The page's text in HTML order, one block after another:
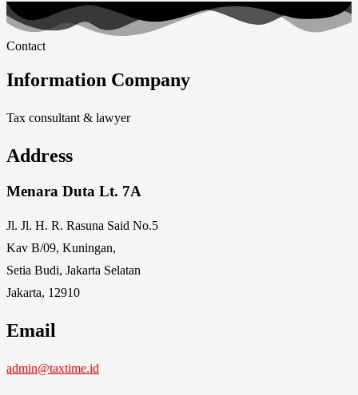
Contact
Information Company
Tax consultant & lawyer
Address
Menara Duta Lt. 7A
Jl. Jl. H. R. Rasuna Said No.5
Kav B/09, Kuningan,
Setia Budi, Jakarta Selatan
Jakarta, 12910
Email
admin@taxtime.id